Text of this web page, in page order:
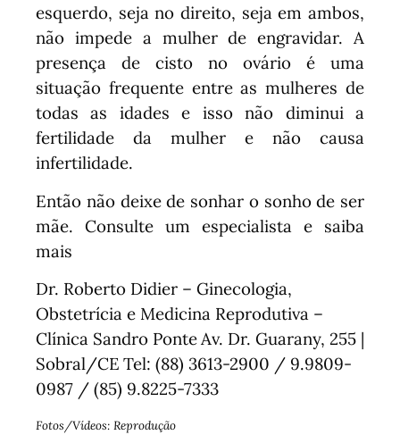
esquerdo, seja no direito, seja em ambos,
não impede a mulher de engravidar. A
presença de cisto no ovário é uma
situação frequente entre as mulheres de
todas as idades e isso não diminui a
fertilidade da mulher e não causa
infertilidade.
Então não deixe de sonhar o sonho de ser
mãe. Consulte um especialista e saiba
mais
Dr. Roberto Didier – Ginecologia,
Obstetrícia e Medicina Reprodutiva –
Clínica Sandro PonteAv. Dr. Guarany, 255 |
Sobral/CE Tel: (88) 3613-2900 / 9.9809-
0987 / (85) 9.8225-7333
Fotos/Vídeos: Reprodução